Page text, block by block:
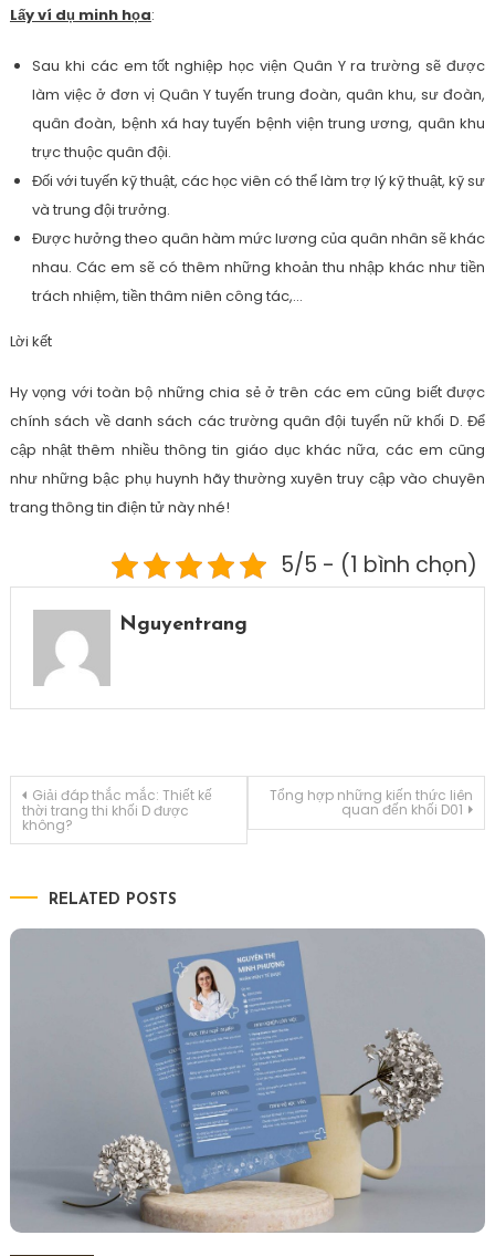
Lấy ví dụ minh họa:
Sau khi các em tốt nghiệp học viện Quân Y ra trường sẽ được
làm việc ở đơn vị Quân Y tuyến trung đoàn, quân khu, sư đoàn,
quân đoàn, bệnh xá hay tuyến bệnh viện trung ương, quân khu
trực thuộc quân đội.
Đối với tuyến kỹ thuật, các học viên có thể làm trợ lý kỹ thuật, kỹ sư
và trung đội trưởng.
Được hưởng theo quân hàm mức lương của quân nhân sẽ khác
nhau. Các em sẽ có thêm những khoản thu nhập khác như tiền
trách nhiệm, tiền thâm niên công tác,…
Lời kết
Hy vọng với toàn bộ những chia sẻ ở trên các em cũng biết được
chính sách về danh sách các trường quân đội tuyển nữ khối D. Để
cập nhật thêm nhiều thông tin giáo dục khác nữa, các em cũng
như những bậc phụ huynh hãy thường xuyên truy cập vào chuyên
trang thông tin điện tử này nhé!
5/5 - (1 bình chọn)
Nguyentrang
Điều
hướng
bài
viết
Giải đáp thắc mắc: Thiết kế
thời trang thi khối D được
không?
Tổng hợp những kiến thức liên
quan đến khối D01
RELATED POSTS